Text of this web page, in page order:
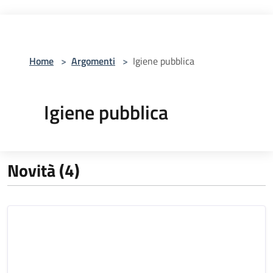
Home > Argomenti > Igiene pubblica
Igiene pubblica
Novità (4)